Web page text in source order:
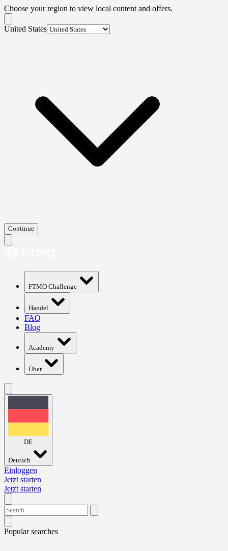
Choose your region to view local content and offers.
United States
Continue
FTMO Challenge
Handel
FAQ
Blog
Academy
Über
DE
Deutsch
Einloggen
Jetzt starten
Jetzt starten
Popular searches